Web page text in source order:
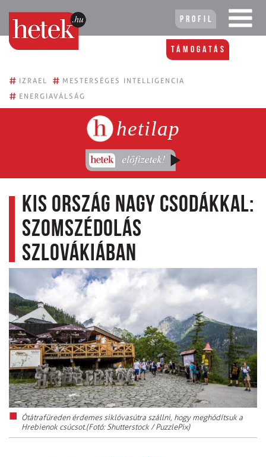
Profil
Támogatás
# IZRAEL # MESTERSÉGES INTELLIGENCIA
# ENERGIAVÁLSÁG
hetilap
Kis ország nagy csodákkal:
Szomszédolás
Szlovákiában
Ótátrafüreden érdemes siklóvasútra szállni, hogy meghódítsuk a
Hrebienok csúcsot.(Fotó: Shutterstock / PuzzlePix)